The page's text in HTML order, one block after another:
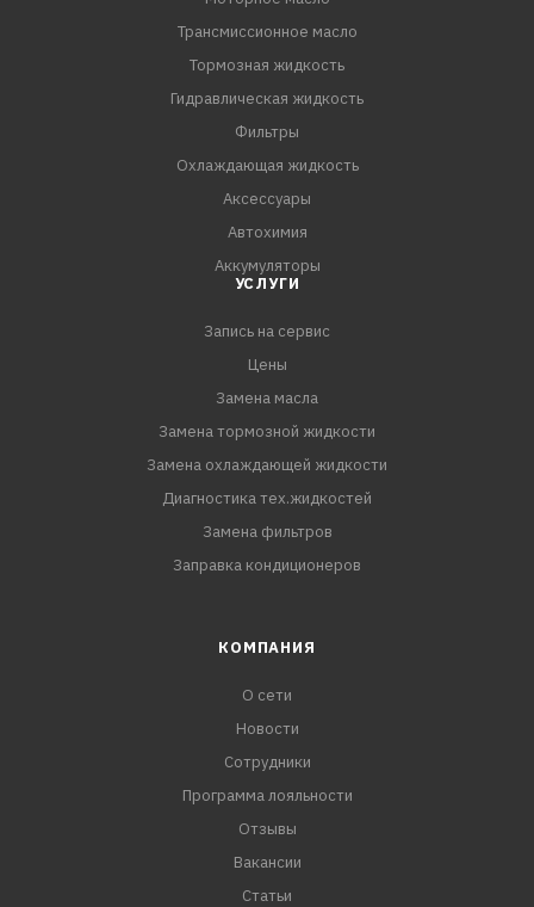
• Высокая устойчивость к сдвигу
• Мгновенное смазывание после холодного пуска
• Высочайшая надежность смазывания
VW 502.00/505.00/503.1
Трансмиссионное масло
Тормозная жидкость
Гидравлическая жидкость
Фильтры
Охлаждающая жидкость
Аксессуары
Автохимия
Аккумуляторы
УСЛУГИ
Запись на сервис
Цены
Замена масла
Замена тормозной жидкости
Замена охлаждающей жидкости
Диагностика тех.жидкостей
Замена фильтров
Заправка кондиционеров
КОМПАНИЯ
О сети
Новости
Сотрудники
Программа лояльности
Отзывы
Вакансии
Статьи